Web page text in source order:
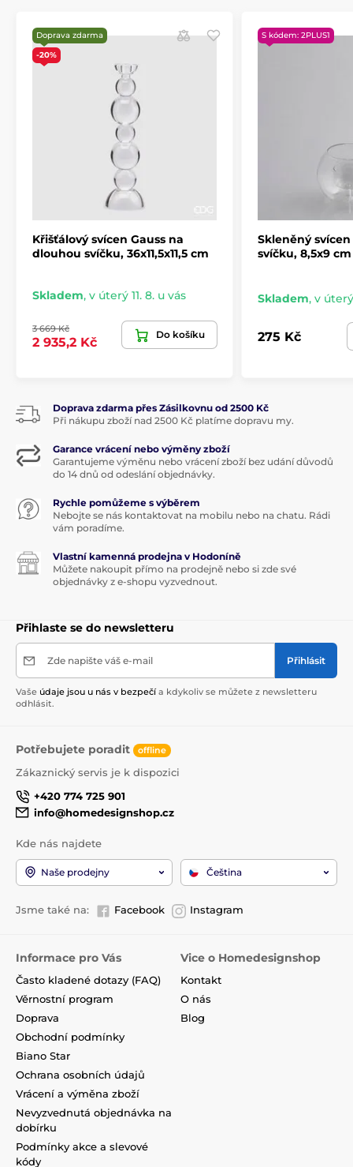
Doprava zdarma
-20%
Křišťálový svícen Gauss na
dlouhou svíčku, 36x11,5x11,5 cm
Skladem, v úterý 11. 8. u vás
3 669 Kč
2 935,2 Kč
Do košíku
S kódem: 2PLUS1
Skleněný
svíčku, 8,5x9 cm
Skladem, v úterý
275 Kč
Doprava zdarma přes Zásilkovnu od 2500 Kč
Při nákupu zboží nad 2500 Kč platíme dopravu my.
Garance vrácení nebo výměny zboží
Garantujeme výměnu nebo vrácení zboží bez udání důvodů
do 14 dnů od odeslání objednávky.
Rychle pomůžeme s výběrem
Nebojte se nás kontaktovat na mobilu nebo na chatu. Rádi
vám poradíme.
Vlastní kamenná prodejna v Hodoníně
Můžete nakoupit přímo na prodejně nebo si zde své
objednávky z e-shopu vyzvednout.
Přihlaste se do newsletteru
Zde napište váš e-mail Přihlásit
Vaše údaje jsou u nás v bezpečí a kdykoliv se můžete z newsletteru
odhlásit.
Potřebujete poradit offline
Zákaznický servis je k dispozici
+420 774 725 901
info@homedesignshop.cz
Kde nás najdete
Naše prodejny Čeština
Jsme také na: Facebook Instagram
Informace pro Vás
Často kladené dotazy (FAQ)
Věrnostní program
Doprava
Obchodní podmínky
Biano Star
Ochrana osobních údajů
Vrácení a výměna zboží
Nevyzvednutá objednávka na
dobírku
Podmínky akce a slevové
kódy
Vice o Homedesignshop
Kontakt
O nás
Blog